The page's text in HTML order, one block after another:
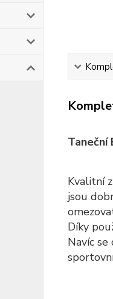
Taneční
Kvalitní
jsou
Díky
Navíc